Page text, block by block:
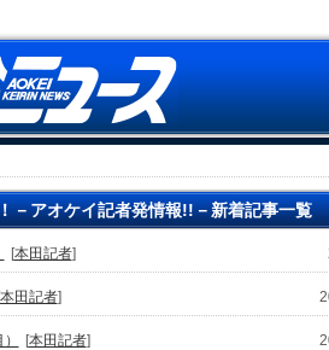
－アオケイ記者発情報!!－新着記事一覧
[本田記者]
本田記者]
[本田記者]